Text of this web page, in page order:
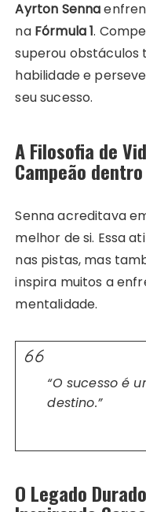
Ayrton Senna
na Fórmula 1.
superou obstáculos
habilidade e
seu sucesso.
A Filosofia de
Campeão
Senna acreditava
melhor de si. Essa
nas pistas, mas
inspira muitos a
mentalidade.
“O sucesso é
destino.”
O Legado